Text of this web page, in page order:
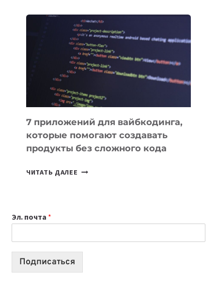
ПОЛЕЗНЫХ
ИНСТРУМЕНТОВ
ДЛЯ
РАБОТЫ
7 приложений для вайбкодинга,
которые помогают создавать
продукты без сложного кода
ЧИТАТЬ ДАЛЕЕ
СОЗДАВАТЬ
ПРОДУКТЫ
Эл. почта *
Подписаться